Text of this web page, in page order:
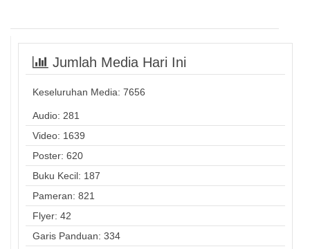
Jumlah Media Hari Ini
Keseluruhan Media: 7656
Audio: 281
Video: 1639
Poster: 620
Buku Kecil: 187
Pameran: 821
Flyer: 42
Garis Panduan: 334